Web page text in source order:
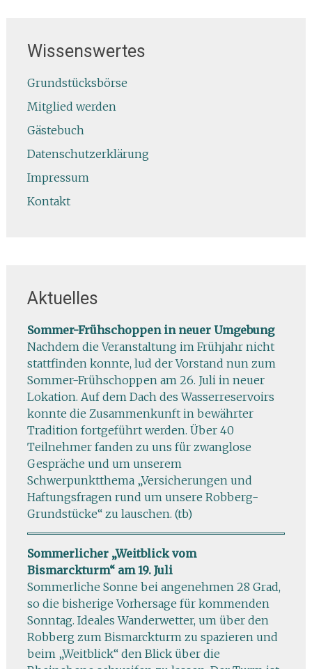
Wissenswertes
Grundstücksbörse
Mitglied werden
Gästebuch
Datenschutzerklärung
Impressum
Kontakt
Aktuelles
Sommer-Frühschoppen in neuer Umgebung
Nachdem die Veranstaltung im Frühjahr nicht
stattfinden konnte, lud der Vorstand nun zum
Sommer-Frühschoppen am 26. Juli in neuer
Lokation. Auf dem Dach des Wasserreservoirs
konnte die Zusammenkunft in bewährter
Tradition fortgeführt werden. Über 40
Teilnehmer fanden zu uns für zwanglose
Gespräche und um unserem
Schwerpunktthema „Versicherungen und
Haftungsfragen rund um unsere Robberg-
Grundstücke“ zu lauschen. (tb)
Sommerlicher „Weitblick vom
Bismarckturm“ am 19. Juli
Sommerliche Sonne bei angenehmen 28 Grad,
so die bisherige Vorhersage für kommenden
Sonntag. Ideales Wanderwetter, um über den
Robberg zum Bismarckturm zu spazieren und
beim „Weitblick“ den Blick über die